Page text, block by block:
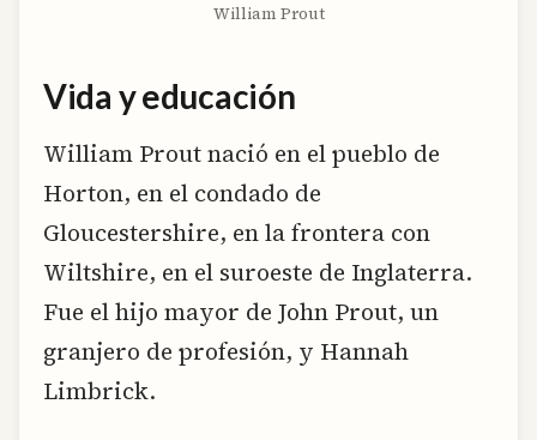
William Prout
Vida y educación
William Prout nació en el pueblo de
Horton, en el condado de
Gloucestershire, en la frontera con
Wiltshire, en el suroeste de Inglaterra.
Fue el hijo mayor de John Prout, un
granjero de profesión, y Hannah
Limbrick.